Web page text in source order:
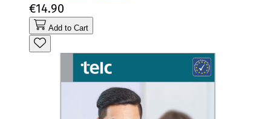
€14.90
Add to Cart